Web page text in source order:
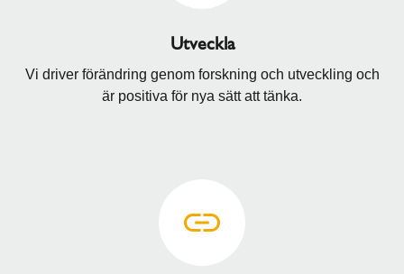
Utveckla
Vi driver förändring genom forskning och utveckling och
är positiva för nya sätt att tänka.